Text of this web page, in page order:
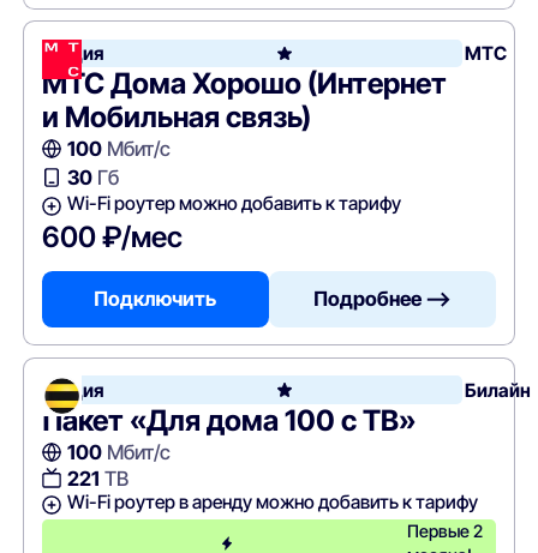
Акция МТС
МТС Дома Хорошо (Интернет
и Мобильная связь)
100Мбит/с
30Гб
Wi-Fi роутер можно добавить к тарифу
600 ₽/мес
Подключить Подробнее —>
Акция Билайн
Пакет «Для дома 100 с ТВ»
100Мбит/с
221 ТВ
Wi-Fi роутер в аренду можно добавить к тарифу
Первые 2